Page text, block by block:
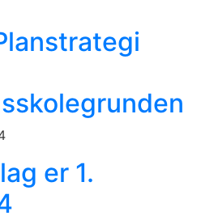
er 1.